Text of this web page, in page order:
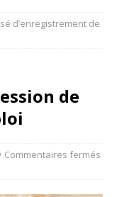
d’enregistrement de
de
Commentaires fermés